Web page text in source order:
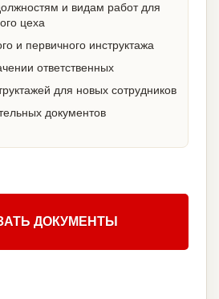
и видам работ для
цеха
и первичного инструктажа
ответственных
для новых сотрудников
документов
ДОКУМЕНТЫ